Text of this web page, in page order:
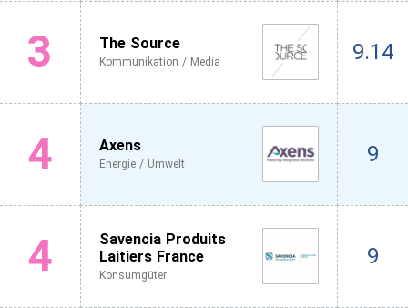
3 The Source
Kommunikation / Media 9.14
4 Axens
Energie / Umwelt 9
4
Savencia Produits
Laitiers France
Konsumgüter
9